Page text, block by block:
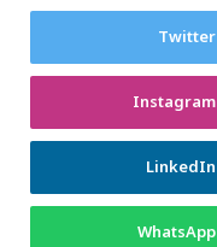
Twitter
Instagram
LinkedIn
WhatsApp